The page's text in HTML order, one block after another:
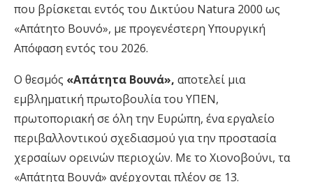
που βρίσκεται εντός του Δικτύου Natura 2000 ως
«Απάτητο Βουνό», με προγενέστερη Υπουργική
Απόφαση εντός του 2026.
Ο θεσμός «Απάτητα Βουνά», αποτελεί μια
εμβληματική πρωτοβουλία του ΥΠΕΝ,
πρωτοποριακή σε όλη την Ευρώπη, ένα εργαλείο
περιβαλλοντικού σχεδιασμού για την προστασία
χερσαίων ορεινών περιοχών. Με το Χιονοβούνι, τα
«Απάτητα Βουνά» ανέρχονται πλέον σε 13.